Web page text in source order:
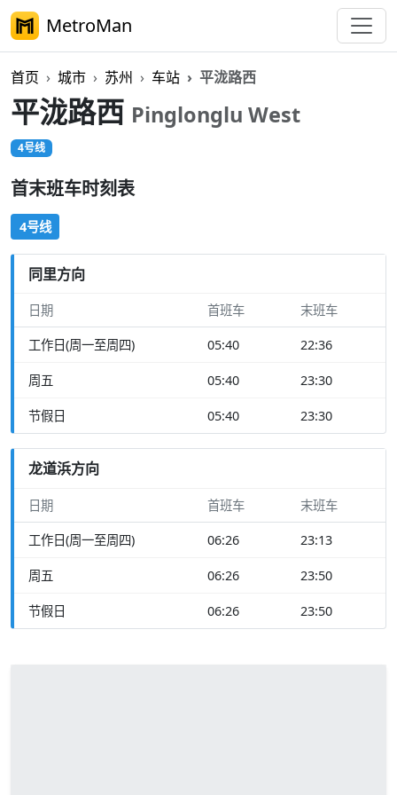
MetroMan
首页 城市 苏州 车站 平泷路西
平泷路西 Pinglonglu West
4号线
首末班车时刻表
4号线
同里方向
日期 首班车 末班车
工作日(周一至周四) 05:40 22:36
周五 05:40 23:30
节假日 05:40 23:30
龙道浜方向
日期 首班车 末班车
工作日(周一至周四) 06:26 23:13
周五 06:26 23:50
节假日 06:26 23:50